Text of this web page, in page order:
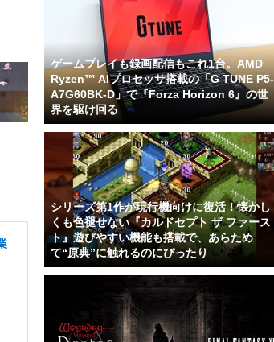
ゲームプレイも録画配信もこれ1台。AMD
Ryzen™ AIプロセッサ搭載の「G TUNE P5-
A7G60BK-D」で『Forza Horizon 6』の世
界を駆け回る
シリーズ第1作が現行機向けに復活！懐かし
くも色褪せない『カルドセプト ザ ファース
ト』遊びやすい機能も搭載で、あらため
て“原典”に触れるのにぴったり